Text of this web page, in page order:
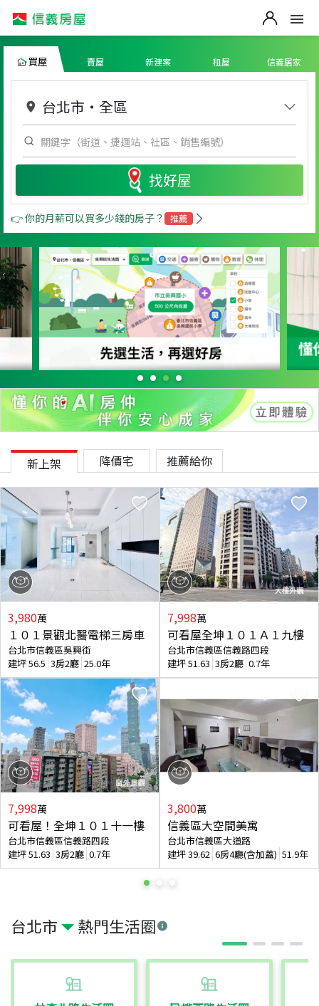
買屋 賣屋 新建案 租屋 信義居家
台北市 ・ 全區
找好屋
👉 你的月薪可以買多少錢的房子？ 推薦
台北市 熱門生活圈
新上架 降價宅 推薦給你
3,980萬
１０１景觀北醫電梯三房車
台北市信義區吳興街
建坪56.5 3房2廳 25.0年
7,998萬
可看屋！全坤１０１十一樓
台北市信義區信義路四段
建坪51.63 3房2廳 0.7年
7,998萬
可看屋全坤１０１Ａ１九樓
台北市信義區信義路四段
建坪51.63 3房2廳 0.7年
3,800萬
信義區大空間美寓
台北市信義區大道路
建坪39.62 6房4廳(含加蓋) 51.9年